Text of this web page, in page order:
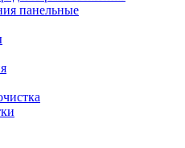
панельные